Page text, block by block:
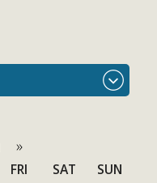
»
FRI SAT
SUN